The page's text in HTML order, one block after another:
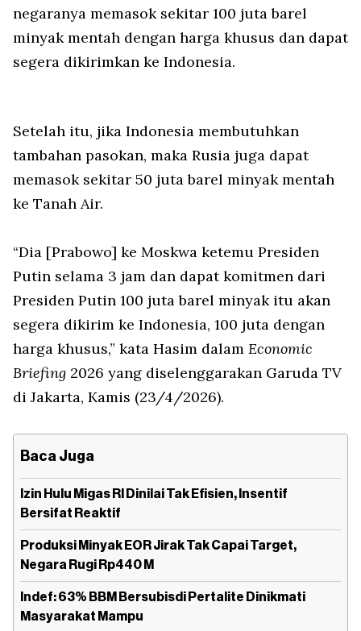
negaranya memasok sekitar 100 juta barel
minyak mentah dengan harga khusus dan dapat
segera dikirimkan ke Indonesia.
Setelah itu, jika Indonesia membutuhkan
tambahan pasokan, maka Rusia juga dapat
memasok sekitar 50 juta barel minyak mentah
ke Tanah Air.
“Dia [Prabowo] ke Moskwa ketemu Presiden
Putin selama 3 jam dan dapat komitmen dari
Presiden Putin 100 juta barel minyak itu akan
segera dikirim ke Indonesia, 100 juta dengan
harga khusus,” kata Hasim dalam Economic
Briefing 2026 yang diselenggarakan Garuda TV
di Jakarta, Kamis (23/4/2026).
Baca Juga
Izin Hulu Migas RI Dinilai Tak Efisien, Insentif
Bersifat Reaktif
Produksi Minyak EOR Jirak Tak Capai Target,
Negara Rugi Rp440 M
Indef: 63% BBM Bersubisdi Pertalite Dinikmati
Masyarakat Mampu